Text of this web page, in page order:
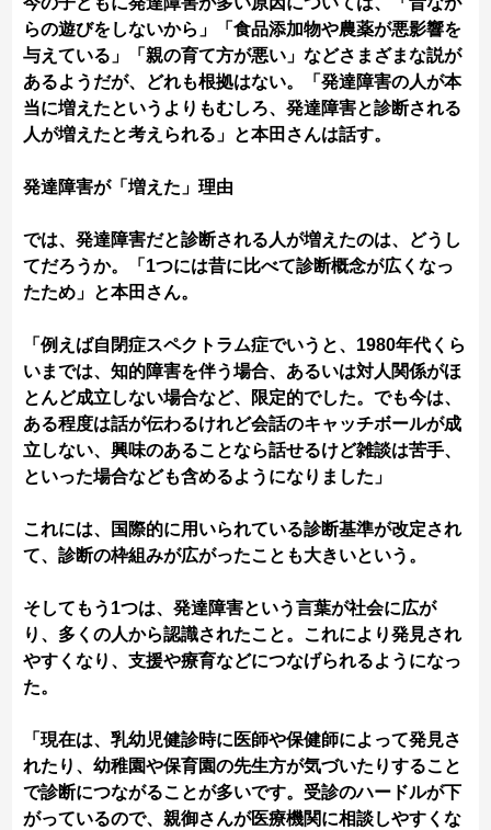
らの遊びをしないから」「食品添加物や農薬が悪影響を
与えている」「親の育て方が悪い」などさまざまな説が
あるようだが、どれも根拠はない。「発達障害の人が本
当に増えたというよりもむしろ、発達障害と診断される
人が増えたと考えられる」と本田さんは話す。
発達障害が「増えた」理由
では、発達障害だと診断される人が増えたのは、どうし
てだろうか。「1つには昔に比べて診断概念が広くなっ
たため」と本田さん。
「例えば自閉症スペクトラム症でいうと、1980年代くら
いまでは、知的障害を伴う場合、あるいは対人関係がほ
とんど成立しない場合など、限定的でした。でも今は、
ある程度は話が伝わるけれど会話のキャッチボールが成
立しない、興味のあることなら話せるけど雑談は苦手、
といった場合なども含めるようになりました」
これには、国際的に用いられている診断基準が改定され
て、診断の枠組みが広がったことも大きいという。
そしてもう1つは、発達障害という言葉が社会に広が
り、多くの人から認識されたこと。これにより発見され
やすくなり、支援や療育などにつなげられるようになっ
た。
「現在は、乳幼児健診時に医師や保健師によって発見さ
れたり、幼稚園や保育園の先生方が気づいたりすること
で診断につながることが多いです。受診のハードルが下
がっているので、親御さんが医療機関に相談しやすくな